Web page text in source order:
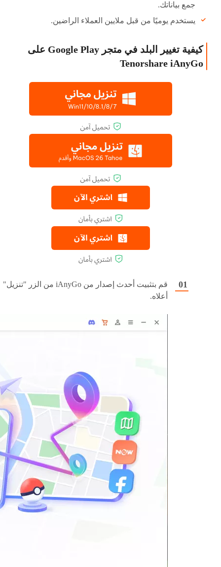
جمع بياناتك.
يستخدم يوميًا من قبل ملايين العملاء الراضين.
كيفية تغيير البلد في متجر Google Play على
Tenorshare iAnyGo
قم بتثبيت أحدث إصدار من iAnyGo من الزر "تنزيل"
أعلاه.